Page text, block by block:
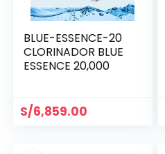
BLUE-ESSENCE-20
CLORINADOR BLUE
ESSENCE 20,000
S/6,859.00